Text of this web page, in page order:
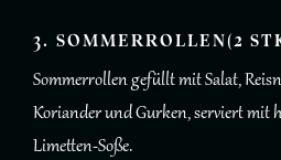
3. SOMMERROLLEN(2
Sommerrollen gefüllt mit Salat,
Koriander und Gurken, serviert mit
Limetten-Soße.